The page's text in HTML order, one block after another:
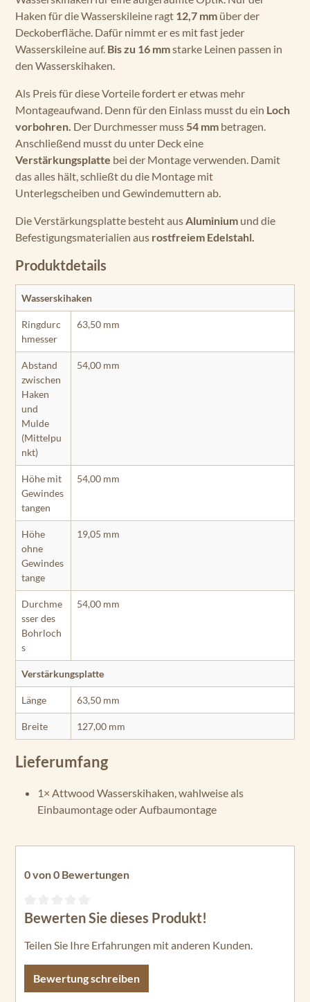
Haken für die Wasserskileine ragt 12,7 mm über der
Deckoberfläche. Dafür nimmt er es mit fast jeder
Wasserskileine auf. Bis zu 16 mmstarke Leinen passen in
den Wasserskihaken.
Als Preis für diese Vorteile fordert er etwas mehr
Montageaufwand. Denn für den Einlass musst du ein Loch
vorbohren. Der Durchmesser muss54 mm betragen.
Anschließend musst du unter Deck eine
Verstärkungsplatte bei der Montage verwenden. Damit
das alles hält, schließt du die Montage mit
Unterlegscheiben und Gewindemuttern ab.
Die Verstärkungsplatte besteht ausAluminium und die
Befestigungsmaterialien aus rostfreiem Edelstahl.
Produktdetails
Wasserskihaken
Ringdurc
hmesser
63,50 mm
Abstand
zwischen
Haken
und
Mulde
(Mittelpu
nkt)
54,00 mm
Höhe mit
Gewindes
tangen
54,00 mm
Höhe
ohne
Gewindes
tange
19,05 mm
Durchme
sser des
Bohrloch
s
54,00 mm
Verstärkungsplatte
Länge 63,50 mm
Breite 127,00 mm
Lieferumfang
1× Attwood Wasserskihaken, wahlweise als
Einbaumontage oder Aufbaumontage
0 von 0 Bewertungen
Durchschnittliche Bewertung von 0 von 5 Sternen
Bewerten Sie dieses Produkt!
Teilen Sie Ihre Erfahrungen mit anderen Kunden.
Bewertung schreiben